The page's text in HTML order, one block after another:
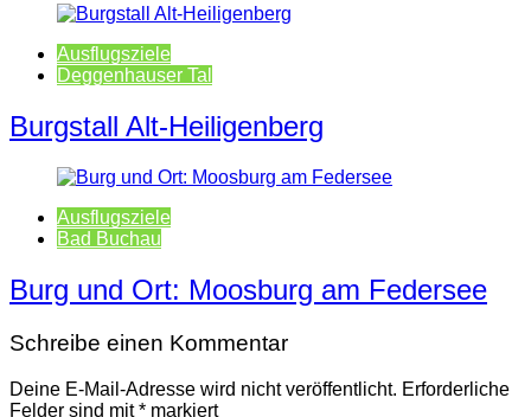
Ausflugsziele
Deggenhauser Tal
Burgstall Alt-Heiligenberg
Ausflugsziele
Bad Buchau
Burg und Ort: Moosburg am Federsee
Schreibe einen Kommentar
Deine E-Mail-Adresse wird nicht veröffentlicht. Erforderliche
Felder sind mit* markiert